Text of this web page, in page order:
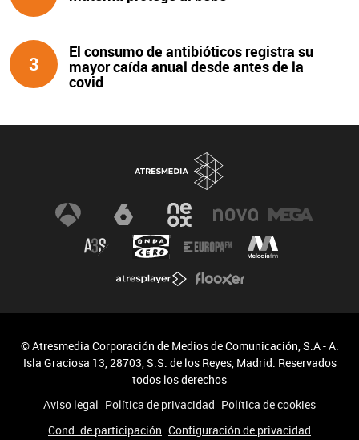
3
El consumo de antibióticos registra su
mayor caída anual desde antes de la
covid
© Atresmedia Corporación de Medios de Comunicación, S.A - A.
Isla Graciosa 13, 28703, S.S. de los Reyes, Madrid. Reservados
todos los derechos
Aviso legal Política de privacidad Política de cookies
Cond. de participación Configuración de privacidad